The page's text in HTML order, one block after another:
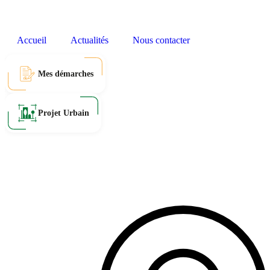
Accueil Actualités Nous contacter
Mes démarches
Projet Urbain